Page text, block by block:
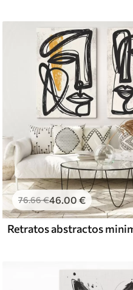
76.66€46.00 €
Retratos abstractos